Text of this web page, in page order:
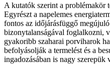
A kutatók szerint a problémakör
Egyrészt a napelemes
fontos az időjárásfüggő
bizonytalanságával foglalkozni,
gyakoribb szaharai porviharok
befolyásolják a termelést és a
ingadozásában is nagy szerepük